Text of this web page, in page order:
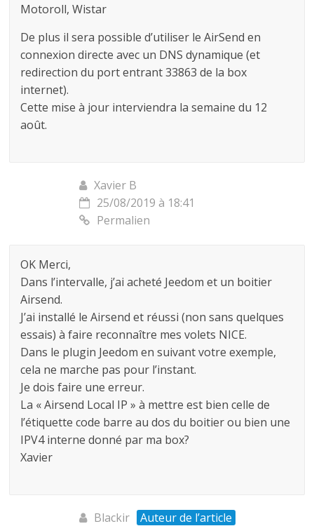
Motoroll, Wistar
De plus il sera possible d’utiliser le AirSend en
connexion directe avec un DNS dynamique (et
redirection du port entrant 33863 de la box
internet).
Cette mise à jour interviendra la semaine du 12
août.
Xavier B
25/08/2019 à 18:41
Permalien
OK Merci,
Dans l’intervalle, j’ai acheté Jeedom et un boitier
Airsend.
J’ai installé le Airsend et réussi (non sans quelques
essais) à faire reconnaître mes volets NICE.
Dans le plugin Jeedom en suivant votre exemple,
cela ne marche pas pour l’instant.
Je dois faire une erreur.
La « Airsend Local IP » à mettre est bien celle de
l’étiquette code barre au dos du boitier ou bien une
IPV4 interne donné par ma box?
Xavier
Blackir Auteur de l’article